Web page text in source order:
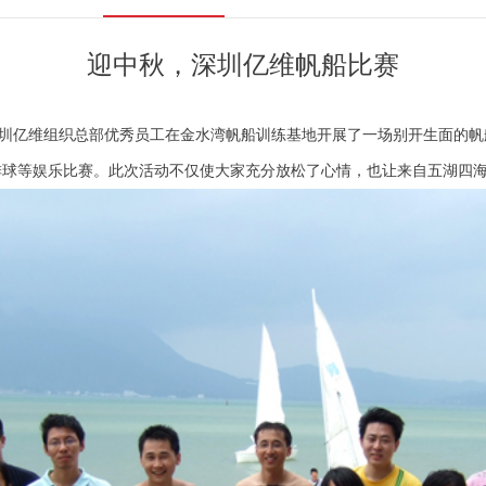
迎中秋，深圳亿维帆船比赛
组织总部优秀员工在金水湾帆船训练基地开展了一场别开生面的
等娱乐比赛。此次活动不仅使大家充分放松了心情，也让来自五湖四